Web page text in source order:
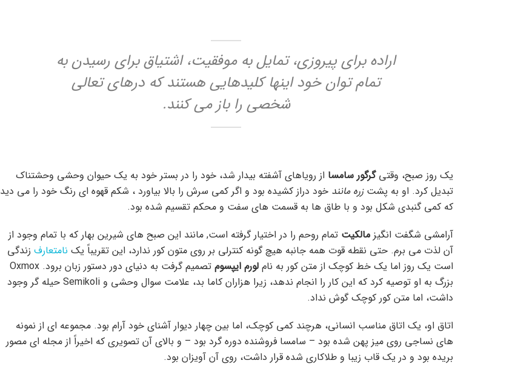
اراده برای پیروزی، تمایل به موفقیت، اشتیاق برای رسیدن به
تمام توان خود اینها کلیدهایی هستند که درهای تعالی
شخصی را باز می کنند.
یک روز صبح، وقتیگرگور سامسا از رویاهای آشفته بیدار شد، خود را در بستر خود به یک حیوان وحشی وحشتناک
تبدیل کرد. او به پشتزره مانند خود دراز کشیده بود و اگر کمی سرش را بالا بیاورد ، شکم قهوه ای رنگ خود را می دید
که کمی گنبدی شکل بود و با طاق ها به قسمت های سفت و محکم تقسیم شده بود.
آرامشی شگفت انگیز مالکیت تمام روحم را در اختیار گرفته است, مانند این صبح های شیرین بهار که با تمام وجود از
آن لذت می برم. حتی نقطه قوت همه جانبه هیچ گونه کنترلی بر روی متون کور ندارد، این تقریباً یک نامتعارف زندگی
است یک روز اما یک خط کوچک از متن کور به نام لورم ایپسوم
تصمیم گرفت به دنیای دور دستور زبان برود. Oxmox
بزرگ به او توصیه کرد که این کار را انجام ندهد، زیرا هزاران کاما بد، علامت سوال وحشی و Semikoli حیله گر وجود
داشت، اما متن کور کوچک گوش نداد.
اتاق او، یک اتاق مناسب انسانی، هرچند کمی کوچک، اما بین چهار دیوار آشنای خود آرام بود. مجموعه ای از نمونه
های نساجی روی میز پهن شده بود – سامسا فروشنده دوره گرد بود – و بالای آن تصویری که اخیراً از مجله ای مصور
بریده بود و در یک قاب زیبا و طلاکاری شده قرار داشت، روی آن آویزان بود.